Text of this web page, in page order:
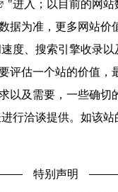
"进入；以目前的网站
据为准，更多网站价
度、搜索引擎收录以
评估一个站的价值，
以及需要，一些确切
行洽谈提供。如该
特别声明